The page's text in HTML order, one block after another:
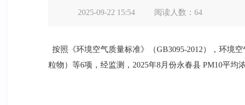
2025-09-22 15:54 阅读人数： 64
按照《环境空气质量标准》（GB3095-2012），环境
粒物）等6项，经监测，2025年8月份永春县 PM10平均